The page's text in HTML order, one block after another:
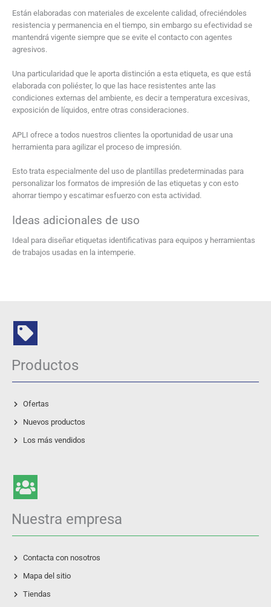
Están elaboradas con materiales de excelente calidad, ofreciéndoles
resistencia y permanencia en el tiempo, sin embargo su efectividad se
mantendrá vigente siempre que se evite el contacto con agentes
agresivos.
Una particularidad que le aporta distinción a esta etiqueta, es que está
elaborada con poliéster, lo que las hace resistentes ante las
condiciones externas del ambiente, es decir a temperatura excesivas,
exposición de líquidos, entre otras consideraciones.
APLI ofrece a todos nuestros clientes la oportunidad de usar una
herramienta para agilizar el proceso de impresión.
Esto trata especialmente del uso de plantillas predeterminadas para
personalizar los formatos de impresión de las etiquetas y con esto
ahorrar tiempo y escatimar esfuerzo con esta actividad.
Ideas adicionales de uso
Ideal para diseñar etiquetas identificativas para equipos y herramientas
de trabajos usadas en la intemperie.
Productos
Ofertas
Nuevos productos
Los más vendidos
Nuestra empresa
Contacta con nosotros
Mapa del sitio
Tiendas